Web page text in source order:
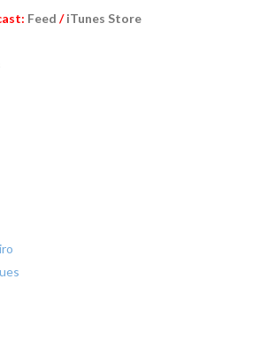
Feed /iTunes Store